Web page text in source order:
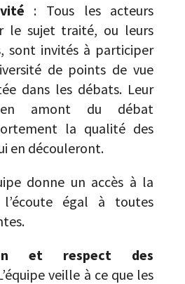
: Tous les acteurs
le sujet traité, ou leurs
sont invités à participer
de points de vue
dans les débats. Leur
en amont du débat
la qualité des
en découleront.
donne un accès à la
égal à toutes
et respect des
veille à ce que les